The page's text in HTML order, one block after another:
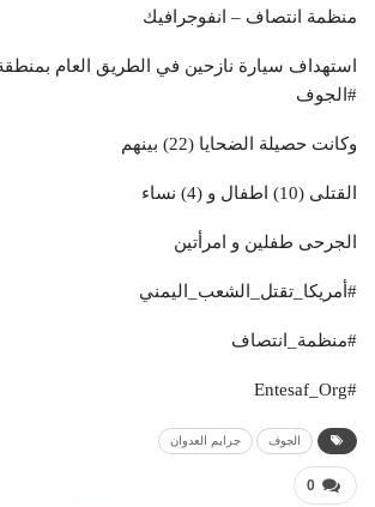
منظمة انتصاف – انفوجرافيك
استهداف سيارة نازحين في الطريق العام
#الجوف
وكانت حصيلة الضحايا (22) بينهم
القتلى (10) اطفال و (4) نساء
الجرحى طفلين و امرأتين
#أمريكا_تقتل_الشعب_اليمني
#منظمة_انتصاف
#Entesaf_Org
الجوف جرايم العدوان
0